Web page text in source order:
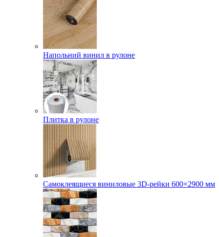
Напольний винил в рулоне
Плитка в рулоне
Самоклеящиеся виниловые 3D‑рейки 600×2900 мм